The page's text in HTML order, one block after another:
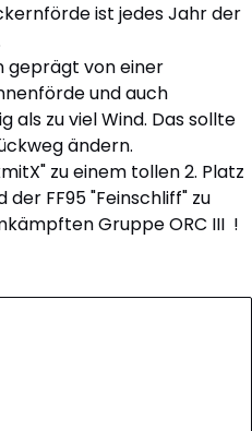
ist jedes Jahr der
geprägt von einer
und auch
als zu viel Wind. Das sollte
ändern.
zu einem tollen 2. Platz
FF95 "Feinschliff" zu
Gruppe ORC III !